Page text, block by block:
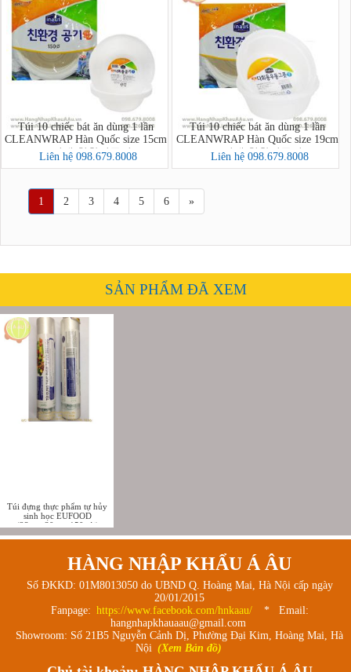
Túi 10 chiếc bát ăn dùng 1 lần
CLEANWRAP Hàn Quốc size 15cm
(크린랩 친환경공기)
Liên hệ 098.679.8008
Túi 10 chiếc bát ăn dùng 1 lần
CLEANWRAP Hàn Quốc size 19cm
(크린랩 친환경공기)
Liên hệ 098.679.8008
1 2 3 4 5 6 »
SẢN PHẨM ĐÃ XEM
Túi đựng thực phẩm tự hủy
sinh học EUFOOD
(23cmx30cmx150 túi)
HÀNG NHẬP KHẨU Á ÂU
Số ĐKKD: 01M8013050 do UBND Q. Hoàng Mai, Hà Nội cấp ngày
20/01/2015
Fanpage: https://www.facebook.com/hnkaau/
* Email:
hangnhapkhauaau@gmail.com
Showroom: Số 21B5 Nguyễn Cảnh Dị, Phường Đại Kim, Hoàng Mai, Hà
Nội (Xem Bản đồ)